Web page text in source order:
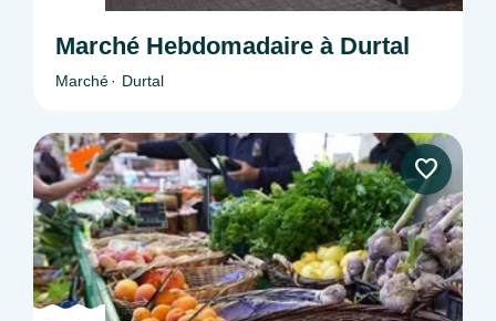
Marché Hebdomadaire à Durtal
Marché Durtal